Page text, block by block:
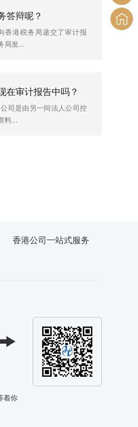
答辩呢？
香港税务局递交了审计报
局发...
在审计报告中吗？
司是由另一间法人公司控
料...
香港公司一站式服务
着你